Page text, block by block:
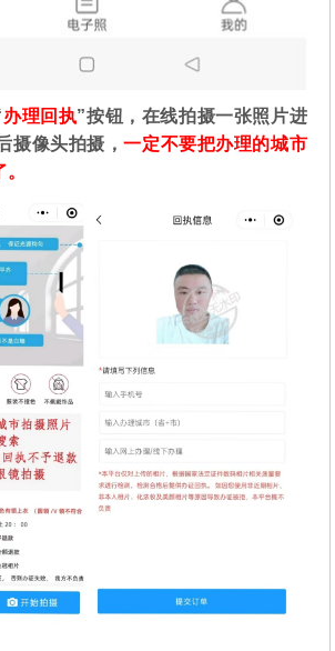
办理回执”按钮，在线拍摄一张照片进
摄像头拍摄，一定不要把办理的城市